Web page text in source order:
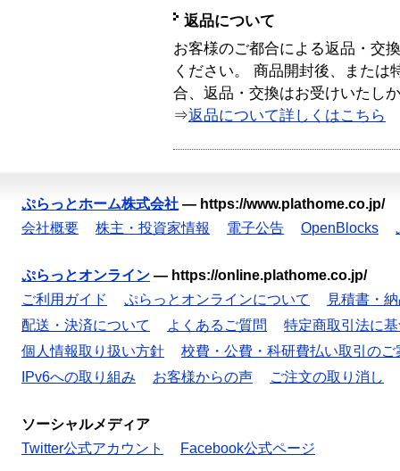
返品について
お客様のご都合による返品・交
ください。 商品開封後、または
合、返品・交換はお受けいたし
⇒返品について詳しくはこちら
ぷらっとホーム株式会社 — https://www.plathome.co.jp/
会社概要
株主・投資家情報 電子公告 OpenBlocks
ぷらっとオンライン — https://online.plathome.co.jp/
ご利用ガイド
ぷらっとオンラインについて
見積書・
配送・決済について
よくあるご質問
特定商取引法に
個人情報取り扱い方針
校費・公費・科研費払い取引のご
IPv6への取り組み
お客様からの声 ご注文の取り消し
ソーシャルメディア
Twitter公式アカウント
Facebook公式ページ